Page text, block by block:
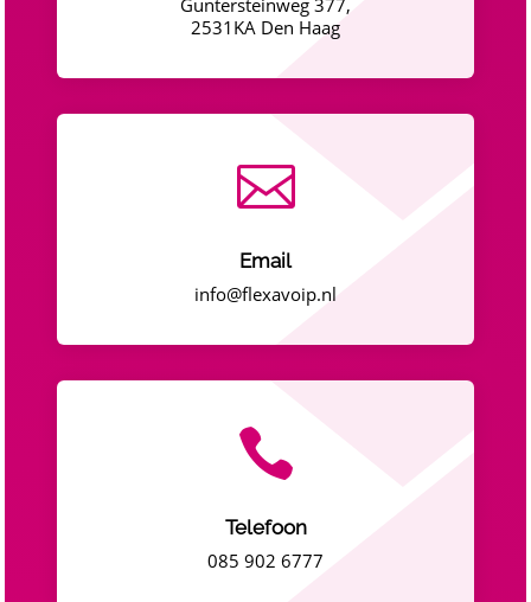
2531KA Den Haag

Email
info@flexavoip.nl

Telefoon
085 902 6777